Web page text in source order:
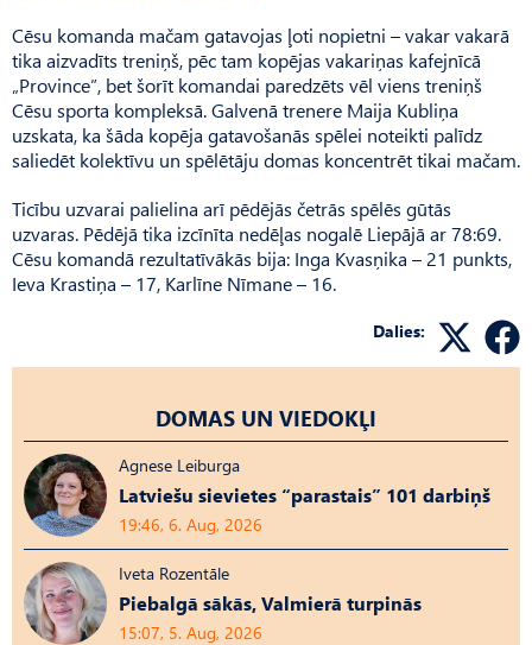
Cēsu komanda mačam gatavojas ļoti nopietni – vakar vakarā
tika aizvadīts treniņš, pēc tam kopējas vakariņas kafejnīcā
„Province”, bet šorīt komandai paredzēts vēl viens treniņš
Cēsu sporta kompleksā. Galvenā trenere Maija Kubliņa
uzskata, ka šāda kopēja gatavošanās spēlei noteikti palīdz
saliedēt kolektīvu un spēlētāju domas koncentrēt tikai mačam.
Ticību uzvarai palielina arī pēdējās četrās spēlēs gūtās
uzvaras. Pēdējā tika izcīnīta nedēļas nogalē Liepājā ar 78:69.
Cēsu komandā rezultatīvākās bija: Inga Kvasņika – 21 punkts,
Ieva Krastiņa – 17, Karlīne Nīmane – 16.
Dalies:
DOMAS UN VIEDOKĻI
Agnese Leiburga
Latviešu sievietes “parastais” 101 darbiņš
19:46, 6. Aug, 2026
Iveta Rozentāle
Piebalgā sākās, Valmierā turpinās
15:07, 5. Aug, 2026